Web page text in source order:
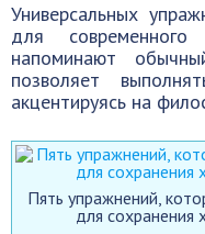
Универсальных
для современного
напоминают
позволяет
акцентируясь на
Пять упражнений,
для